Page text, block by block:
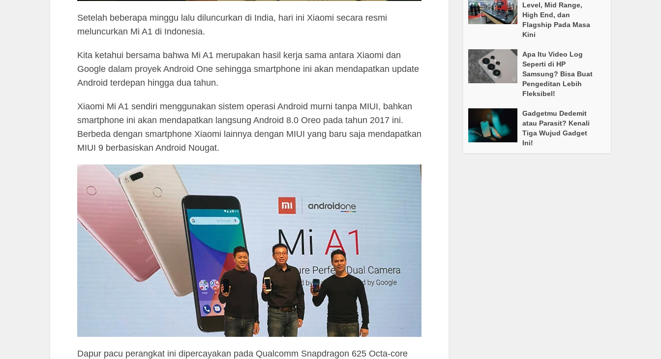
Setelah beberapa minggu lalu diluncurkan di India, hari ini Xiaomi secara resmi
meluncurkan Mi A1 di Indonesia.
Kita ketahui bersama bahwa Mi A1 merupakan hasil kerja sama antara Xiaomi dan
Google dalam proyek Android One sehingga smartphone ini akan mendapatkan update
Android terdepan hingga dua tahun.
Xiaomi Mi A1 sendiri menggunakan sistem operasi Android murni tanpa MIUI, bahkan
smartphone ini akan mendapatkan langsung Android 8.0 Oreo pada tahun 2017 ini.
Berbeda dengan smartphone Xiaomi lainnya dengan MIUI yang baru saja mendapatkan
MIUI 9 berbasiskan Android Nougat.
Dapur pacu perangkat ini dipercayakan pada Qualcomm Snapdragon 625 Octa-core
Level, Mid Range,
High End, dan
Flagship Pada Masa
Kini
Apa Itu Video Log
Seperti di HP
Samsung? Bisa Buat
Pengeditan Lebih
Fleksibel!
Gadgetmu Dedemit
atau Parasit? Kenali
Tiga Wujud Gadget
Ini!